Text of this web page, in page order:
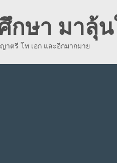
กษา มาลุ้
ตรี โท เอก และอีกมากมาย